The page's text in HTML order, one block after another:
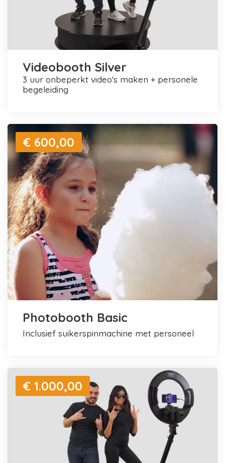
Videobooth Silver
3 uur onbeperkt video's maken + personele
begeleiding
€ 600,00
Photobooth Basic
inclusief suikerspinmachine met personeel
€ 1.000,00